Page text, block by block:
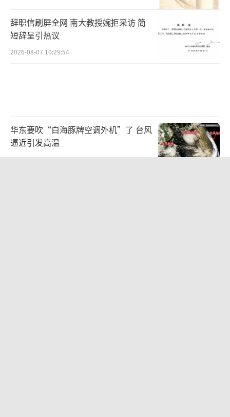
辞职信刷屏全网 南大教授婉拒采访 简
短辞呈引热议
2026-08-07 10:29:54
华东要吹“白海豚牌空调外机”了 台风
逼近引发高温
2026-08-07 09:58:15